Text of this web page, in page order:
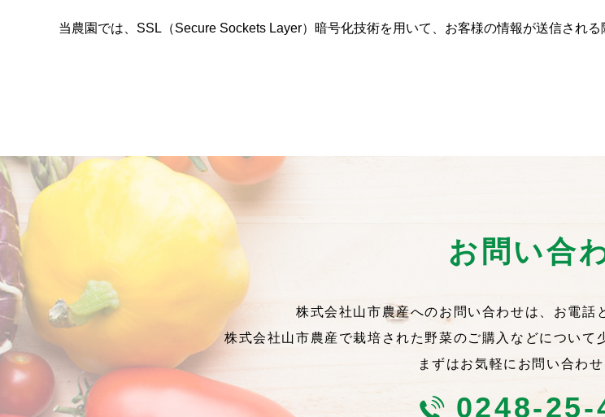
当農園では、SSL（Secure Sockets Layer）暗号化技術を用いて、お客様の情報が送信される
お問い合
株式会社山市農産へのお問い合わせは、お電話
株式会社山市農産で栽培された野菜のご購入などについて
まずはお気軽にお問い合わせ
0248-25-